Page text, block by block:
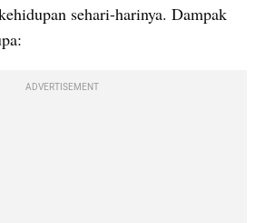
sehari-harinya. Dampak
ADVERTISEMENT